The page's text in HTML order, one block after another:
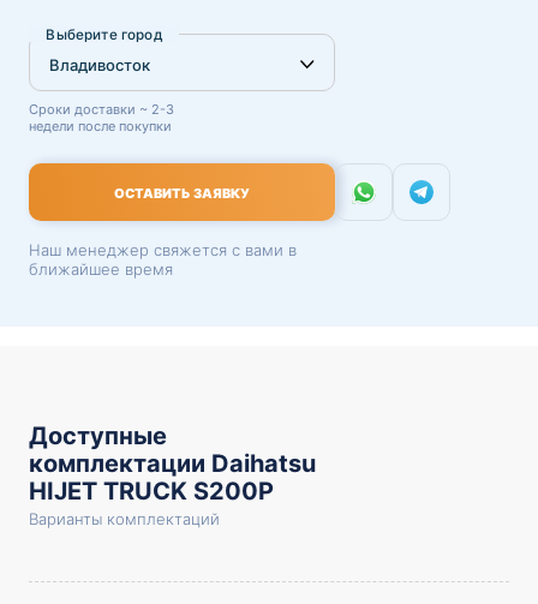
Выберите город
Сроки доставки ~ 2-3
недели после покупки
ОСТАВИТЬ ЗАЯВКУ
Наш менеджер свяжется с вами в
ближайшее время
Доступные
комплектации Daihatsu
HIJET TRUCK S200P
Варианты комплектаций